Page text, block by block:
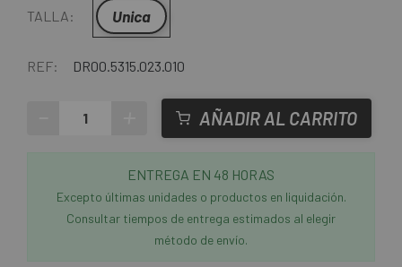
TALLA: Unica
REF: DR00.5315.023.010
AÑADIR AL CARRITO
ENTREGA EN 48 HORAS
Excepto últimas unidades o productos en liquidación.
Consultar tiempos de entrega estimados al elegir
método de envío.